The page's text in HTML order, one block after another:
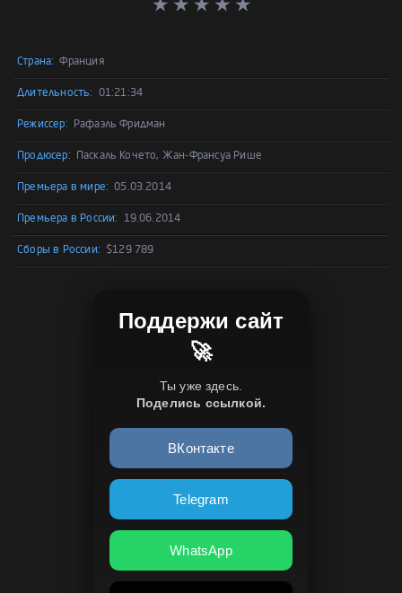
Страна: Франция
Длительность: 01:21:34
Режиссер: Рафаэль Фридман
Продюсер: Паскаль Кочето, Жан-Франсуа Рише
Премьера в мире: 05.03.2014
Премьера в России: 19.06.2014
Сборы в России: $129 789
Поддержи сайт
🚀
Ты уже здесь.
Поделись ссылкой.
ВКонтакте
Telegram
WhatsApp